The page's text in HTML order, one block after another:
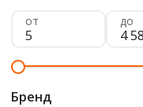
от до
Бренд